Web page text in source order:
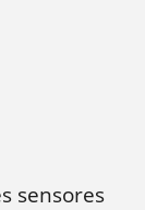
sensores